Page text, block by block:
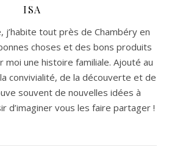
ISA
j’habite tout près de Chambéry en
choses et des bons produits
moi une histoire familiale. Ajouté au
convivialité, de la découverte et de
souvent de nouvelles idées à
d’imaginer vous les faire partager !